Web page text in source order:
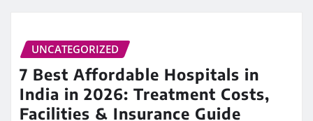
UNCATEGORIZED
7 Best Affordable Hospitals in
India in 2026: Treatment Costs,
Facilities & Insurance Guide